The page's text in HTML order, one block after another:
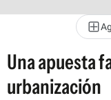
Una apuesta
urbanización